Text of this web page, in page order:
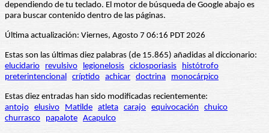
dependiendo de tu teclado. El motor de búsqueda de Google abajo es
para buscar contenido dentro de las páginas.
Última actualización: Viernes, Agosto 7 06:16 PDT 2026
Estas son las últimas diez palabras (de 15.865) añadidas al diccionario:
elucidario
revulsivo legionelosis ciclosporiasis
histótrofo
preterintencional críptido achicar doctrina monocárpico
Estas diez entradas han sido modificadas recientemente:
antojo elusivo Matilde atleta carajo equivocación
chuico
churrasco
papalote Acapulco